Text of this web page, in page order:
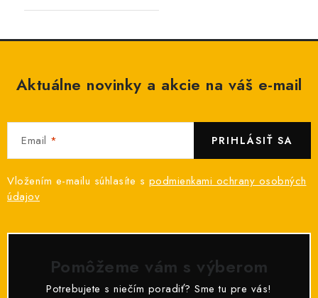
Aktuálne novinky a akcie na váš e-mail
Email
Vložením e-mailu súhlasíte s podmienkami ochrany osobných
údajov
PRIHLÁSIŤ SA
Pomôžeme vám s výberom
Potrebujete s niečím poradiť? Sme tu pre vás!